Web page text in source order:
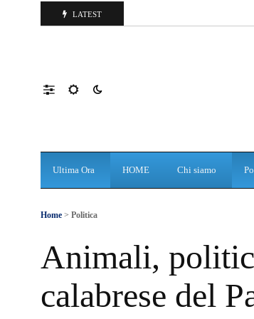
LATEST
Ultima Ora HOME Chi siamo
Home > Politica
Animali,
calabrese del